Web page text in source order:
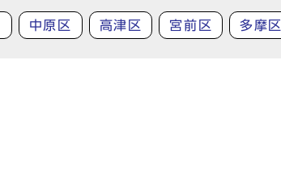
中原区 高津区 宮前区 多摩区